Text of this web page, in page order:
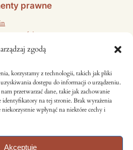
zgodą
korzystamy z technologii, takich jak pliki
dostępu do informacji o urządzeniu.
przetwarzać dane, takie jak zachowanie
identyfikatory na tej stronie. Brak wyrażenia
wpłynąć na niektóre cechy i
Akceptuję
prawne
cookies